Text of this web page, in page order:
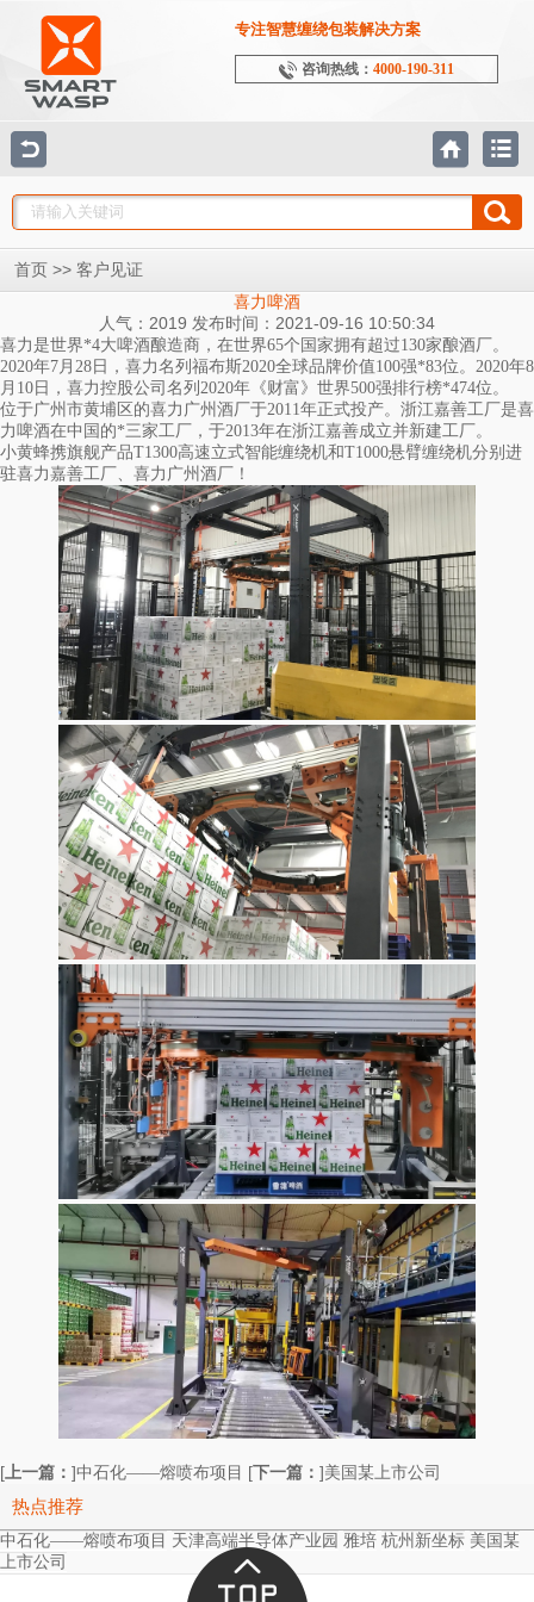
专注智慧缠绕包装解决方案
咨询热线： 4000-190-311
首页 >> 客户见证
喜力啤酒
人气：2019 发布时间：2021-09-16 10:50:34
喜力是世界*4大啤酒酿造商，在世界65个国家拥有超过130家酿酒厂。
2020年7月28日，喜力名列福布斯2020全球品牌价值100强*83位。2020年8
月10日，喜力控股公司名列2020年《财富》世界500强排行榜*474位。
位于广州市黄埔区的喜力广州酒厂于2011年正式投产。浙江嘉善工厂是喜
力啤酒在中国的*三家工厂，于2013年在浙江嘉善成立并新建工厂。
小黄蜂携旗舰产品T1300高速立式智能缠绕机和T1000悬臂缠绕机分别进
驻喜力嘉善工厂、喜力广州酒厂！
[ 上一篇： ]中石化——熔喷布项目 [下一篇： ]美国某上市公司
热点推荐
中石化——熔喷布项目 天津高端半导体产业园 雅培 杭州新坐标 美国某
上市公司